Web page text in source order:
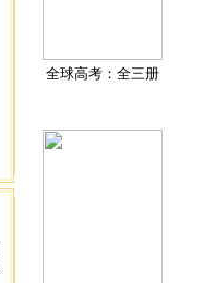
全球高考：全三册